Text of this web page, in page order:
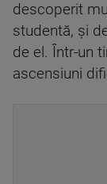
descoperit
studentă, și
de el. Într-un
ascensiuni